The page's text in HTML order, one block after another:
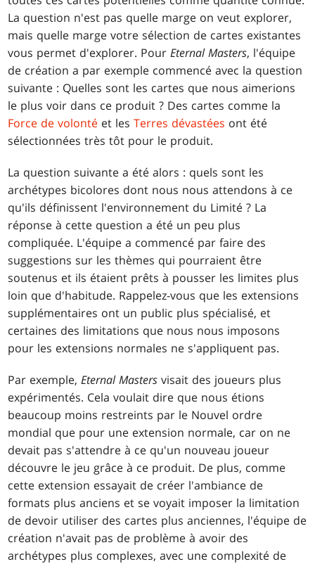
La question n'est pas quelle marge on veut explorer,
mais quelle marge votre sélection de cartes existantes
vous permet d'explorer. PourEternal Masters, l'équipe
de création a par exemple commencé avec la question
suivante : Quelles sont les cartes que nous aimerions
le plus voir dans ce produit ? Des cartes comme la
Force de volonté et lesTerres dévastées ont été
sélectionnées très tôt pour le produit.
La question suivante a été alors : quels sont les
archétypes bicolores dont nous nous attendons à ce
qu'ils définissent l'environnement du Limité ? La
réponse à cette question a été un peu plus
compliquée. L'équipe a commencé par faire des
suggestions sur les thèmes qui pourraient être
soutenus et ils étaient prêts à pousser les limites plus
loin que d'habitude. Rappelez-vous que les extensions
supplémentaires ont un public plus spécialisé, et
certaines des limitations que nous nous imposons
pour les extensions normales ne s'appliquent pas.
Par exemple,Eternal Masters visait des joueurs plus
expérimentés. Cela voulait dire que nous étions
beaucoup moins restreints par le Nouvel ordre
mondial que pour une extension normale, car on ne
devait pas s'attendre à ce qu'un nouveau joueur
découvre le jeu grâce à ce produit. De plus, comme
cette extension essayait de créer l'ambiance de
formats plus anciens et se voyait imposer la limitation
de devoir utiliser des cartes plus anciennes, l'équipe de
création n'avait pas de problème à avoir des
archétypes plus complexes, avec une complexité de